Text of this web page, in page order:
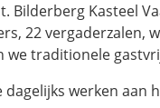
Bilderberg Kasteel
22 vergaderzalen,
traditionele
werken aan